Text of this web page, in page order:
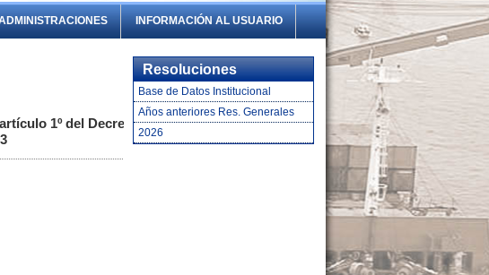
INFORMACIÓN AL USUARIO
1º del Decreto
Resoluciones
Base de Datos Institucional
Años anteriores Res. Generales
2026